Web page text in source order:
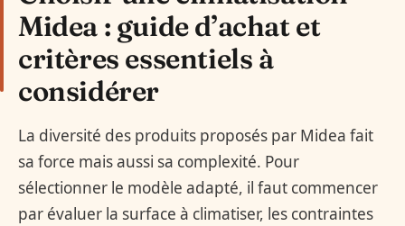
Midea : guide d’achat et
critères essentiels à
considérer
La diversité des produits proposés par Midea fait
sa force mais aussi sa complexité. Pour
sélectionner le modèle adapté, il faut commencer
par évaluer la surface à climatiser, les contraintes